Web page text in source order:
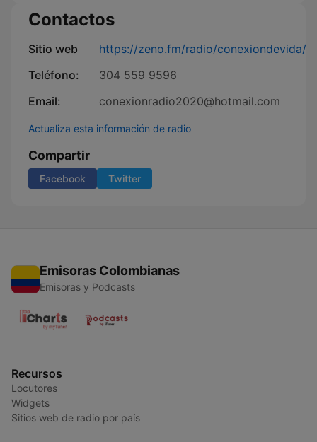
Contactos
Sitio web
https://zeno.fm/radio/conexiondevida/
Teléfono:
304 559 9596
Email:
conexionradio2020@hotmail.com
Actualiza esta información de radio
Compartir
Facebook Twitter
Emisoras Colombianas
Emisoras y Podcasts
Recursos
Locutores
Widgets
Sitios web de radio por país